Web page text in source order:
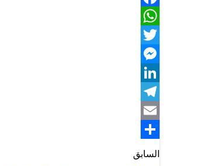
Facebook
WhatsApp
Twitter
Messenger
LinkedIn
Telegram
Email
Share
السابق